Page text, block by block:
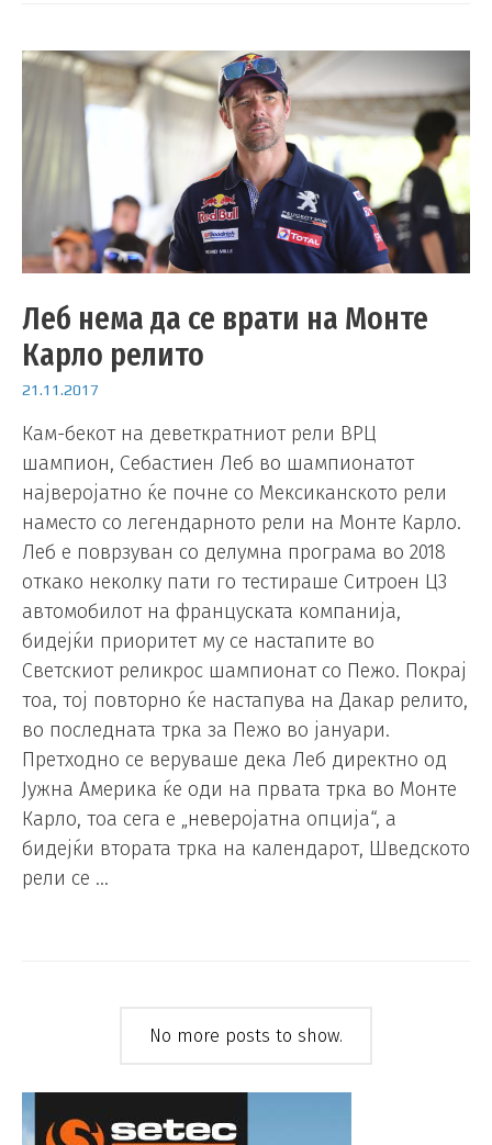
Леб нема да се врати на Монте
Карло релито
21.11.2017
Кам-бекот на деветкратниот рели ВРЦ
шампион, Себастиен Леб во шампионатот
најверојатно ќе почне со Мексиканското рели
наместо со легендарното рели на Монте Карло.
Леб е поврзуван со делумна програма во 2018
откако неколку пати го тестираше Ситроен Ц3
автомобилот на француската компанија,
бидејќи приоритет му се настапите во
Светскиот реликрос шампионат со Пежо. Покрај
тоа, тој повторно ќе настапува на Дакар релито,
во последната трка за Пежо во јануари.
Претходно се веруваше дека Леб директно од
Јужна Америка ќе оди на првата трка во Монте
Карло, тоа сега е „неверојатна опција“, а
бидејќи втората трка на календарот, Шведското
рели се …
No more posts to show.